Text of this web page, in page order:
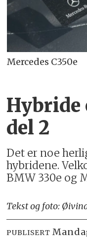
Mercedes C350e
Hybride
del 2
Det er noe
hybridene.
BMW 330e og
Tekst og foto:
PUBLISERT